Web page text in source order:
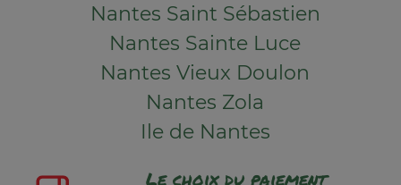
Nantes Saint Sébastien
Nantes Sainte Luce
Nantes Vieux Doulon
Nantes Zola
Ile de Nantes
Le choix du paiement